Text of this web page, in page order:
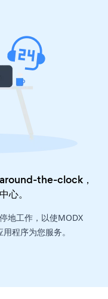
the-clock，
心。
地工作，以使MODX
程序为您服务。